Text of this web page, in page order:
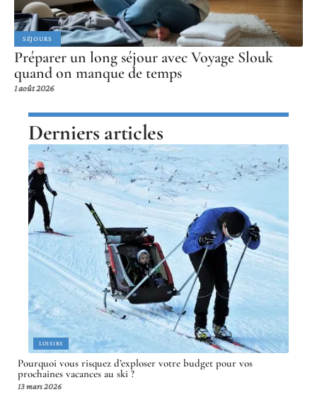
SÉJOURS
Préparer un long séjour avec Voyage Slouk
quand on manque de temps
1 août 2026
Derniers articles
LOISIRS
Pourquoi vous risquez d’exploser votre budget pour vos
prochaines vacances au ski ?
13 mars 2026